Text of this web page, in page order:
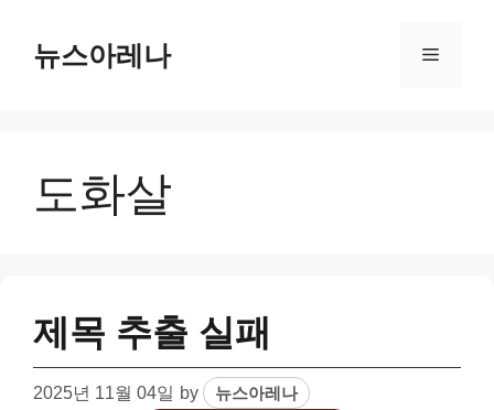
content뉴스아레나 Menu
도화살
제목 추출 실패
2025년 11월 04일 by 뉴스아레나